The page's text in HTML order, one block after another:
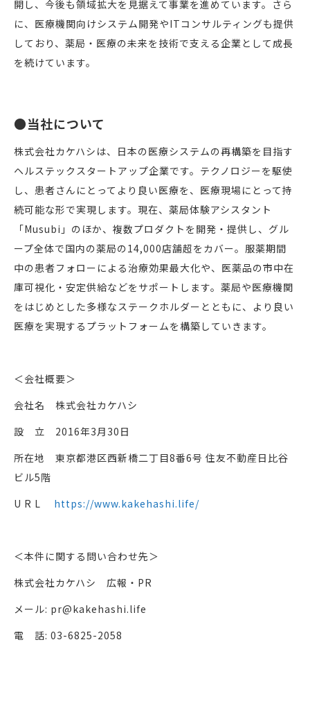
開し、今後も領域拡大を見据えて事業を進めています。さら
に、医療機関向けシステム開発やITコンサルティングも提供
しており、薬局・医療の未来を技術で支える企業として成長
を続けています。
●当社について
株式会社カケハシは、日本の医療システムの再構築を目指す
ヘルステックスタートアップ企業です。テクノロジーを駆使
し、患者さんにとってより良い医療を、医療現場にとって持
続可能な形で実現します。現在、薬局体験アシスタント
「Musubi」のほか、複数プロダクトを開発・提供し、グル
ープ全体で国内の薬局の14,000店舗超をカバー。服薬期間
中の患者フォローによる治療効果最大化や、医薬品の市中在
庫可視化・安定供給などをサポートします。薬局や医療機関
をはじめとした多様なステークホルダーとともに、より良い
医療を実現するプラットフォームを構築していきます。
＜会社概要＞
会社名 株式会社カケハシ
設 立 2016年3月30日
所在地 東京都港区西新橋二丁目8番6号 住友不動産日比谷
ビル5階
U R L https://www.kakehashi.life/
＜本件に関する問い合わせ先＞
株式会社カケハシ 広報・PR
メール: pr@kakehashi.life
電 話: 03-6825-2058